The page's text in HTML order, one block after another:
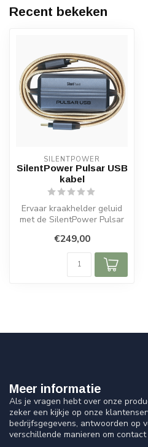
Recent bekeken
SILENTPOWER
SilentPower Pulsar USB
kabel
Ervaar kraakhelder geluid
met de SilentPower Pulsar
str...
€249,00
Meer informatie
Als je vragen hebt over onze
zeker een kijkje op onze
bedrijfsgegevens, antwoorden op
verschillende manieren om